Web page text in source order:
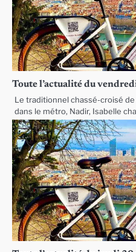
Toute l’actualité du
Le traditionnel chassé-croisé de
dans le métro, Nadir, Isabelle